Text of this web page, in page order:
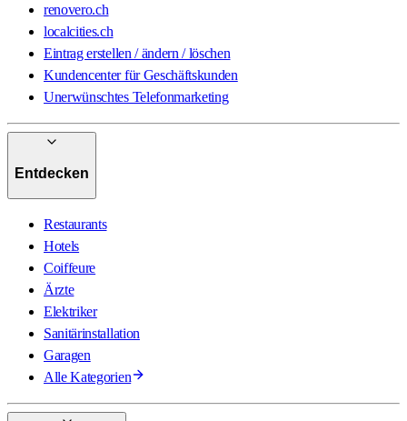
renovero.ch
localcities.ch
Eintrag erstellen / ändern / löschen
Kundencenter für Geschäftskunden
Unerwünschtes Telefonmarketing
Entdecken
Restaurants
Hotels
Coiffeure
Ärzte
Elektriker
Sanitärinstallation
Garagen
Alle Kategorien